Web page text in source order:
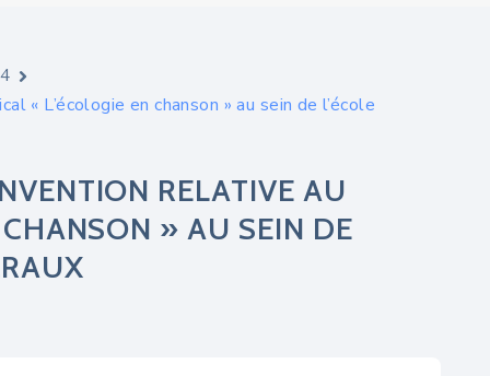
L’écologie en chanson » au sein de l’école
RELATIVE AU
» AU SEIN DE